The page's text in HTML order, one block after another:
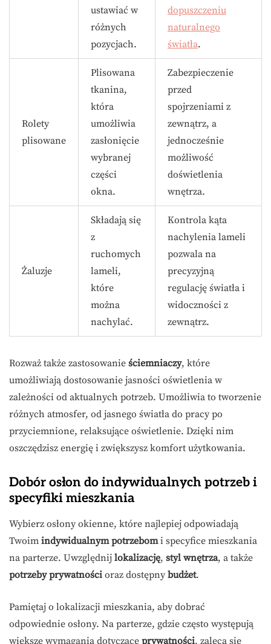
ustawiać w
różnych
pozycjach.
dopuszczeniu
naturalnego
światła.
Rolety
plisowane
Plisowana
tkanina,
która
umożliwia
zasłonięcie
wybranej
części
okna.
Zabezpieczenie
przed
spojrzeniami z
zewnątrz, a
jednocześnie
możliwość
doświetlenia
wnętrza.
Żaluzje
Składają się
z
ruchomych
lameli,
które
można
nachylać.
Kontrola kąta
nachylenia lameli
pozwala na
precyzyjną
regulację światła i
widoczności z
zewnątrz.
Rozważ także zastosowanie ściemniaczy, które
umożliwiają dostosowanie jasności oświetlenia w
zależności od aktualnych potrzeb. Umożliwia to tworzenie
różnych atmosfer, od jasnego światła do pracy po
przyciemnione, relaksujące oświetlenie. Dzięki nim
oszczędzisz energię i zwiększysz komfort użytkowania.
Dobór osłon do indywidualnych potrzeb i
specyfiki mieszkania
Wybierz osłony okienne, które najlepiej odpowiadają
Twoim indywidualnym potrzebomi specyfice mieszkania
na parterze. Uwzględnij lokalizację, styl wnętrza, a także
potrzeby prywatności oraz dostępny budżet.
Pamiętaj o lokalizacji mieszkania, aby dobrać
odpowiednie osłony. Na parterze, gdzie często występują
większe wymagania dotyczące prywatności, zaleca się